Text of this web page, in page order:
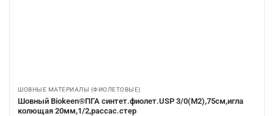
ШОВНЫЕ МАТЕРИАЛЫ (ФИОЛЕТОВЫЕ)
Шовный Biokeen®ПГА синтет.фиолет.USP 3/0(М2),75см,игла
колющая 20мм,1/2,рассас.стер